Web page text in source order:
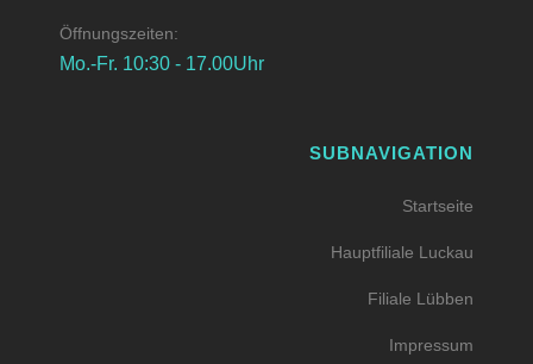
Öffnungszeiten:
Mo.-Fr. 10:30 - 17.00Uhr
SUBNAVIGATION
Startseite
Hauptfiliale Luckau
Filiale Lübben
Impressum